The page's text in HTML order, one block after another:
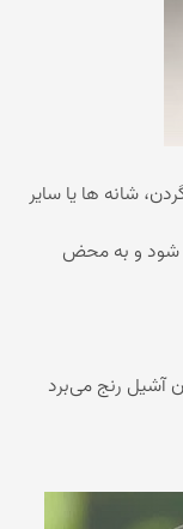
شانه ها یا سایر
شود و به محض
آشیل رنج می‌برد